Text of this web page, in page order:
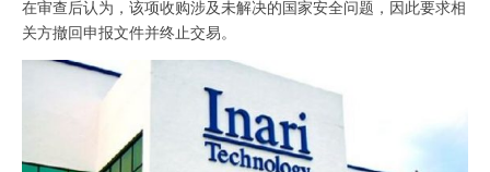
在审查后认为，该项收购涉及未解决的国家安全问题，因此要求相
关方撤回申报文件并终止交易。